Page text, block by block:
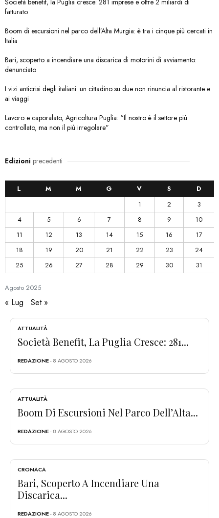
Società benefit, la Puglia cresce: 281 imprese e oltre 2 miliardi di
fatturato
Boom di escursioni nel parco dell’Alta Murgia: è tra i cinque più cercati in
Italia
Bari, scoperto a incendiare una discarica di motorini di avviamento:
denunciato
I vizi anticrisi degli italiani: un cittadino su due non rinuncia al ristorante e
ai viaggi
Lavoro e caporalato, Agricoltura Puglia: “Il nostro è il settore più
controllato, ma non il più irregolare”
Edizioni precedenti
Agosto 2025
L M M G V S
D
1
2
3
4
5 6 7 8 9
10
11
12 13 14 15 16
17
18
19 20 21 22 23
24
25
26 27 28 29 30 31
« Lug Set »
ATTUALITÀ
Società Benefit, La Puglia Cresce: 281...
REDAZIONE- 8 AGOSTO 2026
ATTUALITÀ
Boom Di Escursioni Nel Parco Dell’Alta...
REDAZIONE- 8 AGOSTO 2026
CRONACA
Bari, Scoperto A Incendiare Una
Discarica...
REDAZIONE- 8 AGOSTO 2026